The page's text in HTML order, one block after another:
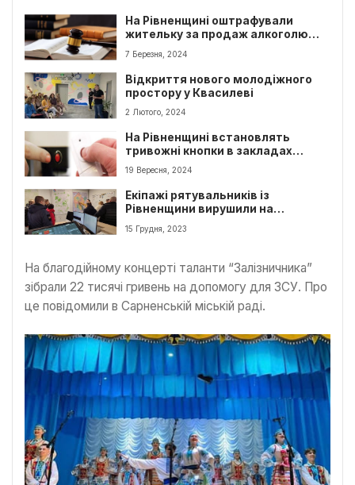
На Рівненщині оштрафували
жительку за продаж алкоголю
школяру
7 Березня, 2024
Відкриття нового молодіжного
простору у Квасилеві
2 Лютого, 2024
На Рівненщині встановлять
тривожні кнопки в закладах
освіти
19 Вересня, 2024
Екіпажі рятувальників із
Рівненщини вирушили на
навчання в Польщу
15 Грудня, 2023
На благодійному концерті таланти “Залізничника”
зібрали 22 тисячі гривень на допомогу для ЗСУ. Про
це повідомили в Сарненській міській раді.